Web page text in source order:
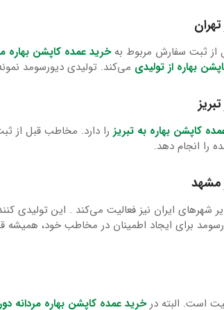
از ثبت سفارش مربوط بهخرید عمده کاپشن بهاره
بهاره از تولیدی می‌کند. تولیدی دیورسومد
کاپشن بهاره به تبریز را دارد. مخاطب قبل از
را انجام دهد.
مشهد
شهرهای ایران نیز فعالیت می‌کند . این تولیدی
برای ایجاد اطمینان در مخاطب خود،
است. البته درخرید عمده کاپشن بهاره مردانه